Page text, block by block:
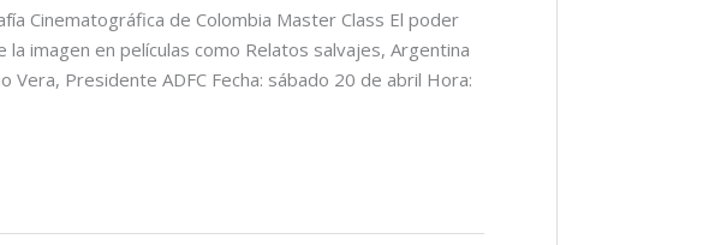
Cinematográfica de Colombia Master Class El poder
imagen en películas como Relatos salvajes, Argentina
Presidente ADFC Fecha: sábado 20 de abril Hora: